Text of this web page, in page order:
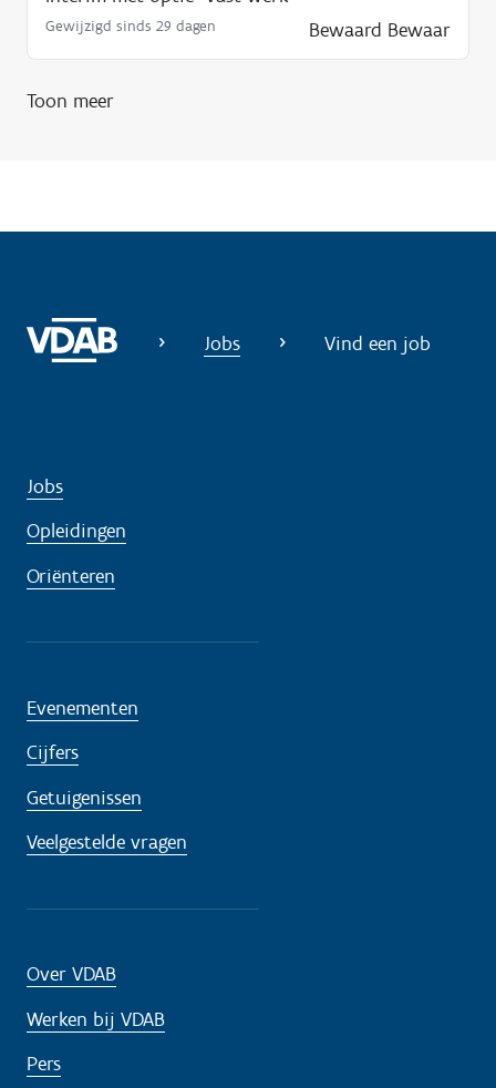
Gewijzigd sinds 29 dagen Bewaard Bewaar
Toon meer
Jobs Vind een job
Jobs
Opleidingen
Oriënteren
Evenementen
Cijfers
Getuigenissen
Veelgestelde vragen
Over VDAB
Werken bij VDAB
Pers